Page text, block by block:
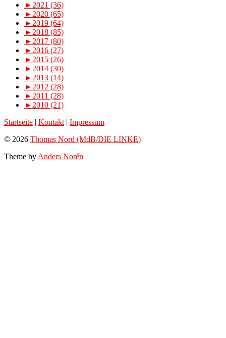
► 2021 (36)
► 2020 (65)
► 2019 (64)
► 2018 (85)
► 2017 (80)
► 2016 (27)
► 2015 (26)
► 2014 (30)
► 2013 (14)
► 2012 (28)
► 2011 (28)
► 2010 (21)
Startseite | Kontakt | Impressum
© 2026 Thomas Nord (MdB/DIE LINKE)
Theme by Anders Norén